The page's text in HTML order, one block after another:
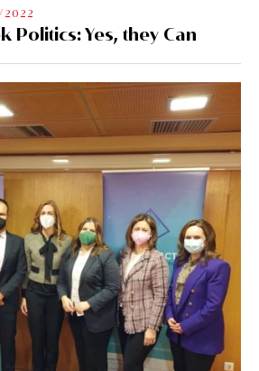
2022
Politics: Yes, they Can